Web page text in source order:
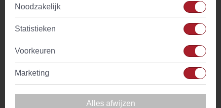
Noodzakelijk
Statistieken
Voorkeuren
Marketing
Alles afwijzen